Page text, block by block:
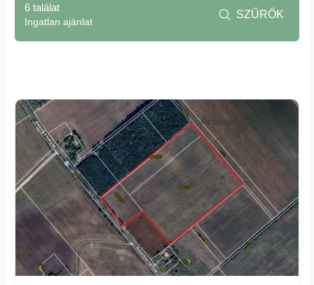
Azonosító: 303_coh
6 találat
Ingatlan ajánlat
 SZŰRŐK